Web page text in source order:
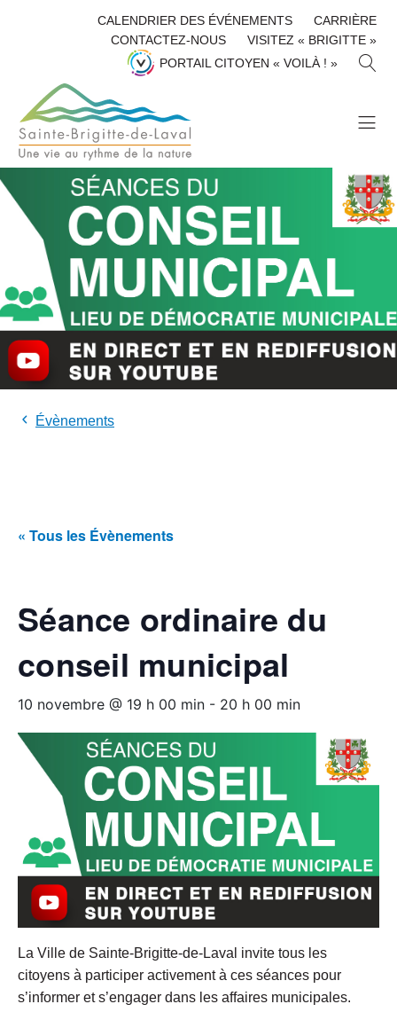
CALENDRIER DES ÉVÉNEMENTS
CARRIÈRE
CONTACTEZ-NOUS
VISITEZ « BRIGITTE »
PORTAIL CITOYEN « VOILÀ ! »
H
C
H
E
Évènements
« Tous les Évènements
Séance ordinaire du
conseil municipal
10 novembre @ 19 h 00 min - 20 h 00 min
La Ville de Sainte-Brigitte-de-Laval invite tous les
citoyens à participer activement à ces séances pour
s’informer et s’engager dans les affaires municipales.